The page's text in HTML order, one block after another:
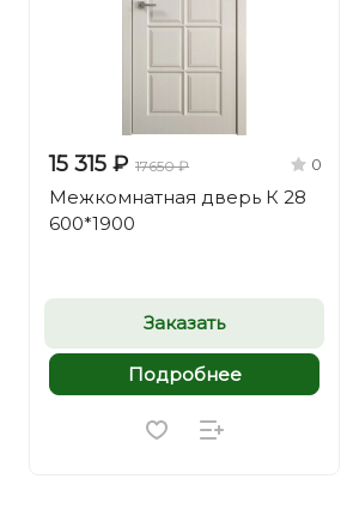
15 315 ₽ 17650 ₽ 0
Межкомнатная дверь К 28
600*1900
Заказать
Подробнее